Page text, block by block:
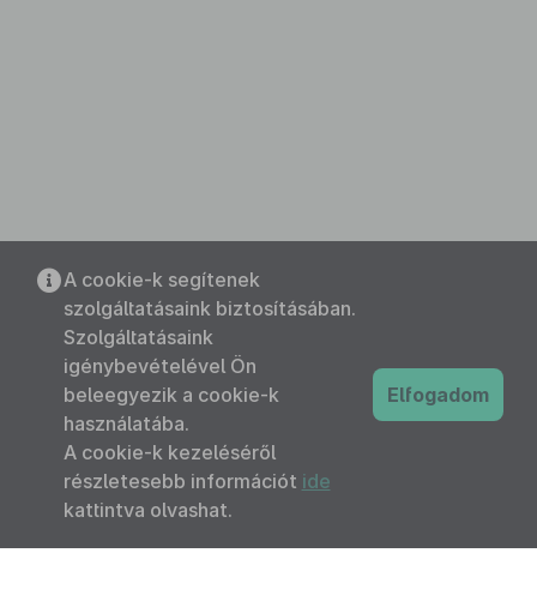
A cookie-k segítenek
szolgáltatásaink biztosításában.
Szolgáltatásaink
igénybevételével Ön
beleegyezik a cookie-k
használatába.
A cookie-k kezeléséről
részletesebb információt ide
kattintva olvashat.
Elfogadom